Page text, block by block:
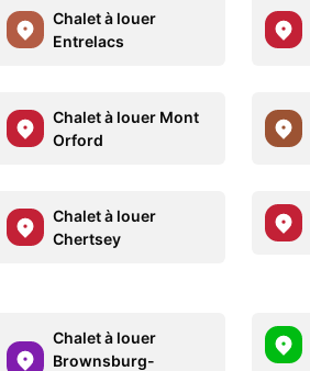
Chalet à louer
Entrelacs
Chalet à louer Mont
Orford
Chalet à louer
Chertsey
Chalet à louer
Brownsburg-